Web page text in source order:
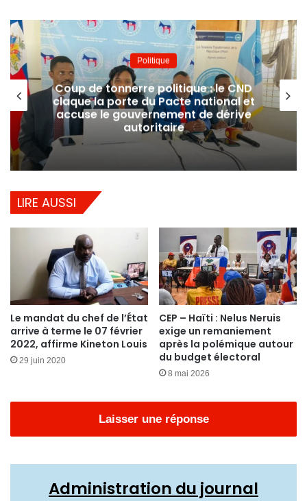
Politique
Coup de tonnerre politique : le CND
claque la porte du Pacte national et
accuse le gouvernement de dérive
autoritaire
LIRE AUSSI
Le mandat du chef de l’État
arrive à terme le 07 février
2022, affirme Kineton Louis
29 juin 2020
CEP – Haïti : Nelus Neruis
exige un remaniement
après la polémique autour
du budget électoral
8 mai 2026
Laisser une réponse
Administration du journal